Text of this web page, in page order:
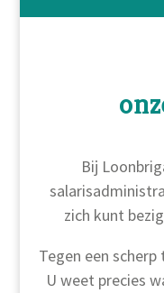
Bij
zich kunt
Tegen een
U weet precies